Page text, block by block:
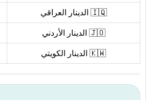
🇮🇶 الدينار العراقي
🇯🇴 الدينار الأردني
🇰🇼 الدينار الكويتي